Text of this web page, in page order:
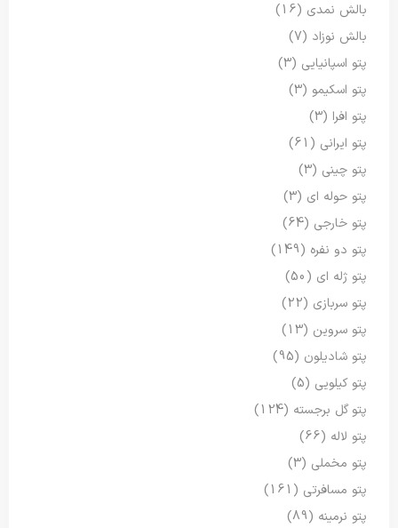
بالش نمدی (16)
بالش نوزاد (7)
پتو اسپانیایی (3)
پتو اسکیمو (3)
پتو افرا (3)
پتو ایرانی (61)
پتو چینی (3)
پتو حوله ای (3)
پتو خارجی (64)
پتو دو نفره (149)
پتو ژله ای (50)
پتو سربازی (22)
پتو سروین (13)
پتو شادیلون (95)
پتو کیلویی (5)
پتو گل برجسته (124)
پتو لاله (66)
پتو مخملی (3)
پتو مسافرتی (161)
پتو نرمینه (89)